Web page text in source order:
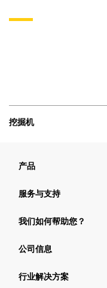
挖掘机
产品
服务与支持
我们如何帮助您？
公司信息
行业解决方案